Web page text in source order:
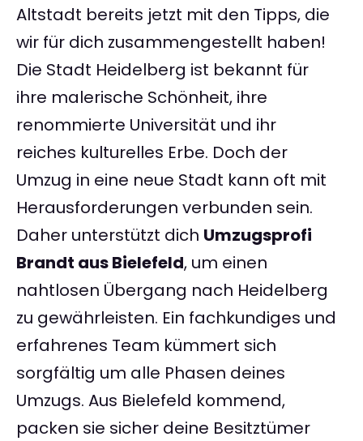
Altstadt bereits jetzt mit den Tipps, die
wir für dich zusammengestellt haben!
Die Stadt Heidelberg ist bekannt für
ihre malerische Schönheit, ihre
renommierte Universität und ihr
reiches kulturelles Erbe. Doch der
Umzug in eine neue Stadt kann oft mit
Herausforderungen verbunden sein.
Daher unterstützt dich Umzugsprofi
Brandt aus Bielefeld, um einen
nahtlosen Übergang nach Heidelberg
zu gewährleisten. Ein fachkundiges und
erfahrenes Team kümmert sich
sorgfältig um alle Phasen deines
Umzugs. Aus Bielefeld kommend,
packen sie sicher deine Besitztümer